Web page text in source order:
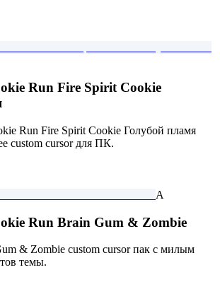
Run Fire Spirit Cookie
Run Fire Spirit Cookie Голубой пламя
custom cursor для ПК.
A
Run Brain Gum & Zombie
& Zombie custom cursor пак с милым
темы.